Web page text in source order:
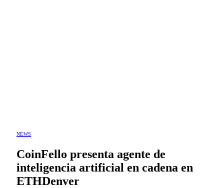
NEWS
CoinFello presenta agente de
inteligencia artificial en cadena en
ETHDenver